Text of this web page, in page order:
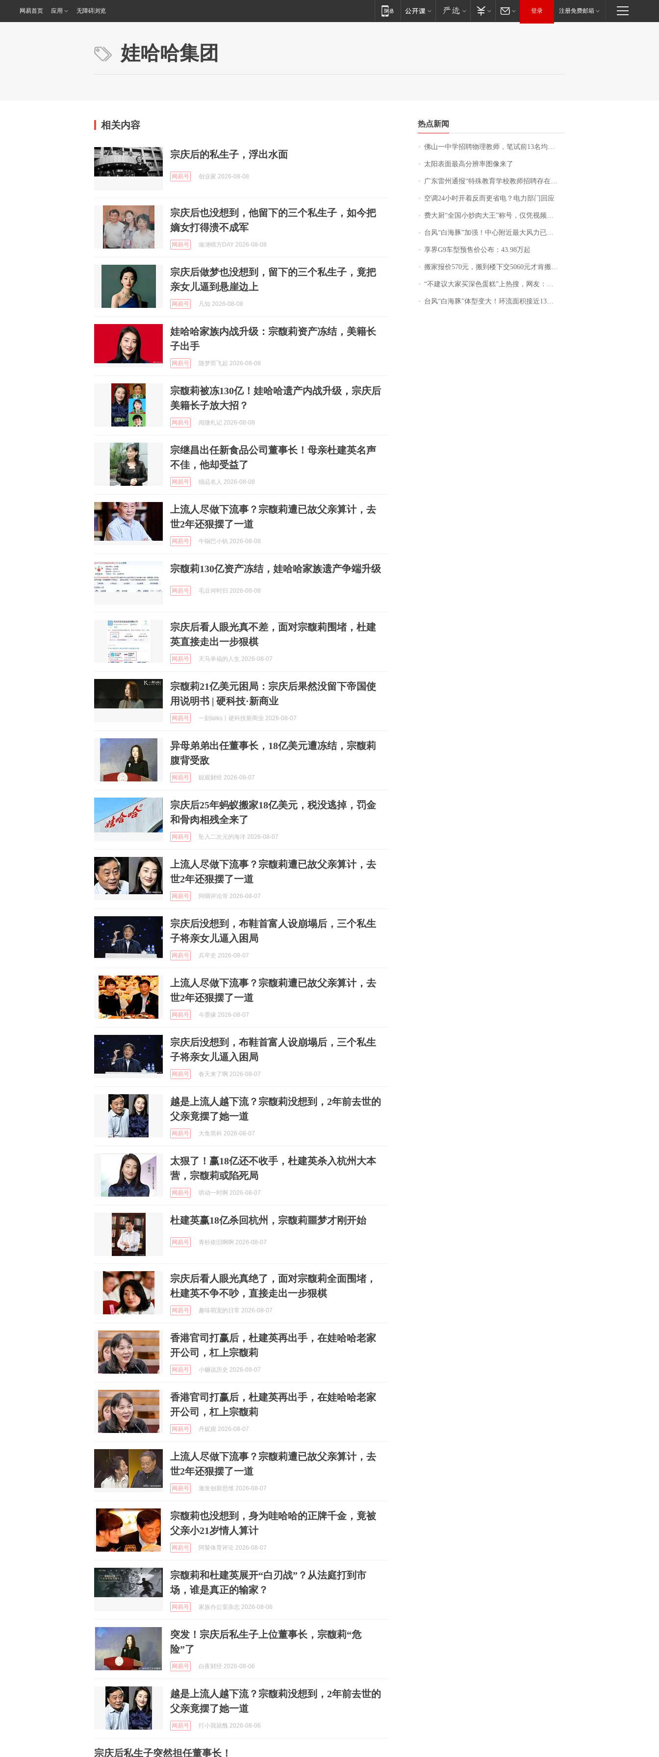
网易首页 应用 无障碍浏览 登录 注册免费邮箱
娃哈哈集团
相关内容
宗庆后的私生子，浮出水面
网易号 创业家 2026-08-08
宗庆后也没想到，他留下的三个私生子，如今把
嫡女打得溃不成军
网易号 潋滟晴方DAY 2026-08-08
宗庆后做梦也没想到，留下的三个私生子，竟把
亲女儿逼到悬崖边上
网易号 凡知 2026-08-08
娃哈哈家族内战升级：宗馥莉资产冻结，美籍长
子出手
网易号 随梦而飞起 2026-08-08
宗馥莉被冻130亿！娃哈哈遗产内战升级，宗庆后
美籍长子放大招？
网易号 阅微札记 2026-08-08
宗继昌出任新食品公司董事长！母亲杜建英名声
不佳，他却受益了
网易号 细品名人 2026-08-08
上流人尽做下流事？宗馥莉遭已故父亲算计，去
世2年还狠摆了一道
网易号 牛锅巴小钒 2026-08-08
宗馥莉130亿资产冻结，娃哈哈家族遗产争端升级
网易号 毛豆何时归 2026-08-08
宗庆后看人眼光真不差，面对宗馥莉围堵，杜建
英直接走出一步狠棋
网易号 天马幸福的人生 2026-08-07
宗馥莉21亿美元困局：宗庆后果然没留下帝国使
用说明书 | 硬科技·新商业
网易号 一刻talks丨硬科技新商业 2026-08-07
异母弟弟出任董事长，18亿美元遭冻结，宗馥莉
腹背受敌
网易号 鋭观财经 2026-08-07
宗庆后25年蚂蚁搬家18亿美元，税没逃掉，罚金
和骨肉相残全来了
网易号 坠入二次元的海洋 2026-08-07
上流人尽做下流事？宗馥莉遭已故父亲算计，去
世2年还狠摆了一道
网易号 阿晭评论哥 2026-08-07
宗庆后没想到，布鞋首富人设崩塌后，三个私生
子将亲女儿逼入困局
网易号 兵卒史 2026-08-07
上流人尽做下流事？宗馥莉遭已故父亲算计，去
世2年还狠摆了一道
网易号 今墨缘 2026-08-07
宗庆后没想到，布鞋首富人设崩塌后，三个私生
子将亲女儿逼入困局
网易号 春天来了啊 2026-08-07
越是上流人越下流？宗馥莉没想到，2年前去世的
父亲竟摆了她一道
网易号 大鱼简科 2026-08-07
太狠了！赢18亿还不收手，杜建英杀入杭州大本
营，宗馥莉或陷死局
网易号 哄动一时啊 2026-08-07
杜建英赢18亿杀回杭州，宗馥莉噩梦才刚开始
网易号 青杉依旧啊啊 2026-08-07
宗庆后看人眼光真绝了，面对宗馥莉全面围堵，
杜建英不争不吵，直接走出一步狠棋
网易号 趣味萌宠的日常 2026-08-07
香港官司打赢后，杜建英再出手，在娃哈哈老家
开公司，杠上宗馥莉
网易号 小樾说历史 2026-08-07
香港官司打赢后，杜建英再出手，在娃哈哈老家
开公司，杠上宗馥莉
网易号 丹妮观 2026-08-07
上流人尽做下流事？宗馥莉遭已故父亲算计，去
世2年还狠摆了一道
网易号 激发创新思维 2026-08-07
宗馥莉也没想到，身为哇哈哈的正牌千金，竟被
父亲小21岁情人算计
网易号 阿諬体育评论 2026-08-07
宗馥莉和杜建英展开“白刃战”？从法庭打到市
场，谁是真正的输家？
网易号 家族办公室杂志 2026-08-06
突发！宗庆后私生子上位董事长，宗馥莉“危
险”了
网易号 白夜财经 2026-08-06
越是上流人越下流？宗馥莉没想到，2年前去世的
父亲竟摆了她一道
网易号 打小我就醜 2026-08-06
宗庆后私生子突然担任董事长！
热点新闻
佛山一中学招聘物理教师，笔试前13名均遭淘汰？教育局：已叫停招聘，成立调查组全面核查
太阳表面最高分辨率图像来了
广东雷州通报“特殊教育学校教师招聘存在违规行为”：已启动问责程序 副校长被停职
空调24小时开着反而更省电？电力部门回应
费大厨“全国小炒肉大王”称号，仅凭视频评出？中国烹饪协会回应
台风“白海豚”加强！中心附近最大风力已达15级 最新研判
享界G9车型预售价公布：43.98万起
搬家报价570元，搬到楼下交5060元才肯搬上楼！女子傻眼了……
“不建议大家买深色蛋糕”上热搜，网友：天塌了！
台风“白海豚”体型变大！环流面积接近13个浙江那么大